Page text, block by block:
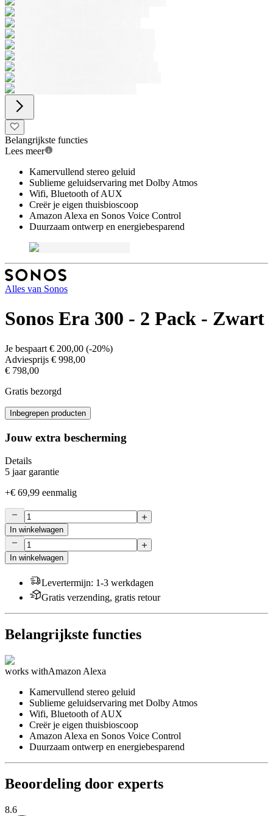
Belangrijkste functies
Lees meer
Kamervullend stereo geluid
Sublieme geluidservaring met Dolby Atmos
Wifi, Bluetooth of AUX
Creër je eigen thuisbioscoop
Amazon Alexa en Sonos Voice Control
Duurzaam ontwerp en energiebesparend
Alles van Sonos
Sonos Era 300 - 2 Pack - Zwart
Je bespaart € 200,00 (-20%)
Adviesprijs € 998,00
€ 798,00
Gratis bezorgd
Inbegrepen producten
Jouw extra bescherming
Details
5 jaar garantie
+€ 69,99 eenmalig
In winkelwagen
In winkelwagen
Levertermijn: 1-3 werkdagen
Gratis verzending, gratis retour
Belangrijkste functies
works withAmazon Alexa
Kamervullend stereo geluid
Sublieme geluidservaring met Dolby Atmos
Wifi, Bluetooth of AUX
Creër je eigen thuisbioscoop
Amazon Alexa en Sonos Voice Control
Duurzaam ontwerp en energiebesparend
Beoordeling door experts
8.6